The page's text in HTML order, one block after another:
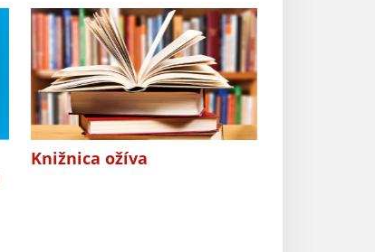
Knižnica ožíva